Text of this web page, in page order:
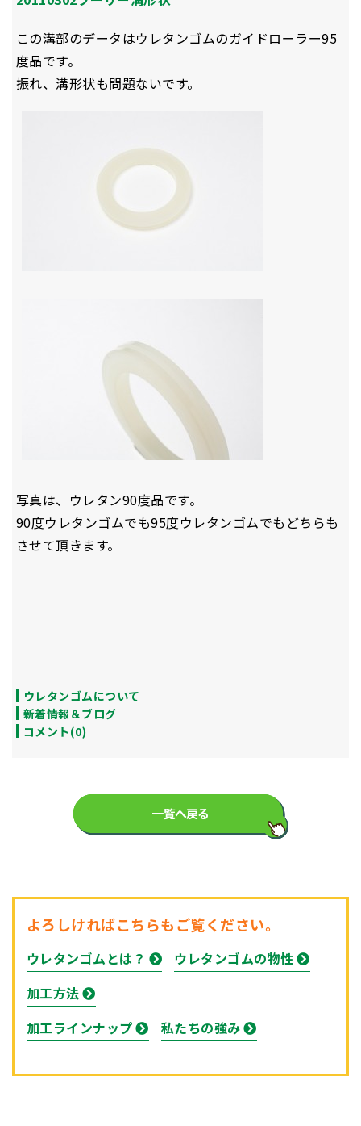
この溝部のデータはウレタンゴムのガイドローラー95
度品です。
振れ、溝形状も問題ないです。
写真は、ウレタン90度品です。
90度ウレタンゴムでも95度ウレタンゴムでもどちらも
させて頂きます。
ウレタンゴムについて
新着情報＆ブログ
コメント(0)
一覧へ戻る
よろしければこちらもご覧ください。
ウレタンゴムとは？
ウレタンゴムの物性
加工方法
加工ラインナップ
私たちの強み